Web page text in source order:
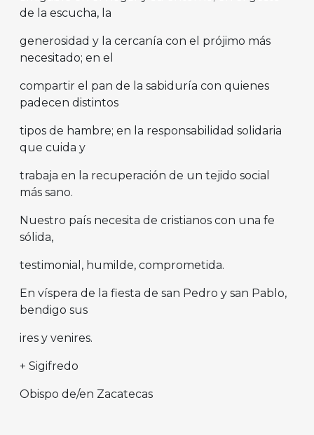
de la escucha, la
generosidad y la cercanía con el prójimo más
necesitado; en el
compartir el pan de la sabiduría con quienes
padecen distintos
tipos de hambre; en la responsabilidad solidaria
que cuida y
trabaja en la recuperación de un tejido social
más sano.
Nuestro país necesita de cristianos con una fe
sólida,
testimonial, humilde, comprometida.
En víspera de la fiesta de san Pedro y san Pablo,
bendigo sus
ires y venires.
+ Sigifredo
Obispo de/en Zacatecas